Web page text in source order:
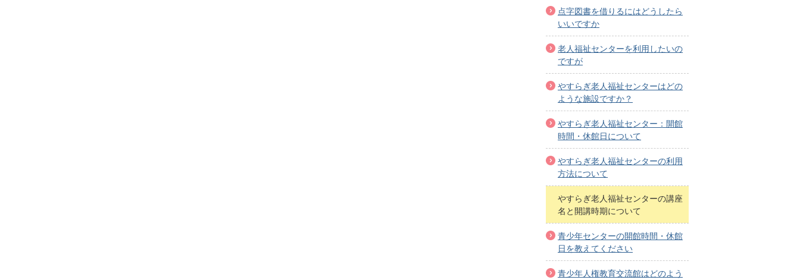
点字図書を借りるにはどうしたら
いいですか
老人福祉センターを利用したいの
ですが
やすらぎ老人福祉センターはどの
ような施設ですか？
やすらぎ老人福祉センター：開館
時間・休館日について
やすらぎ老人福祉センターの利用
方法について
やすらぎ老人福祉センターの講座
名と開講時期について
青少年センターの開館時間・休館
日を教えてください
青少年人権教育交流館はどのよう